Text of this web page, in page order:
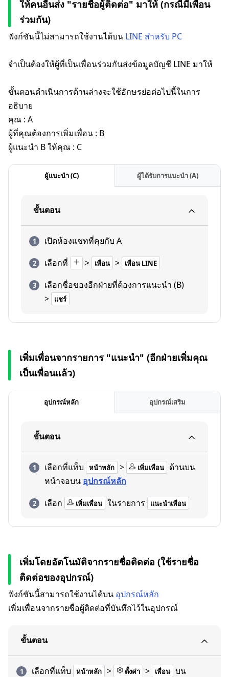
ให้คนอื่นส่ง "รายชื่อผู้ติดต่อ" มาให้ (กรณีมีเพื่อน
ร่วมกัน)
ฟังก์ชันนี้ไม่สามารถใช้งานได้บน LINE สำหรับ PC
จำเป็นต้องให้ผู้ที่เป็นเพื่อนร่วมกันส่งข้อมูลบัญชี LINE มาให้
ขั้นตอนดำเนินการด้านล่างจะใช้อักษรย่อต่อไปนี้ในการ
อธิบาย
คุณ : A
ผู้ที่คุณต้องการเพิ่มเพื่อน : B
ผู้แนะนำ B ให้คุณ : C
ผู้แนะนำ (C) ผู้ได้รับการแนะนำ (A)
ขั้นตอน
เปิดห้องแชทที่คุยกับ A
เลือกที่
> เพื่อน > เพื่อน LINE
เลือกชื่อของอีกฝ่ายที่ต้องการแนะนำ (B)
>
แชร์
เพิ่มเพื่อนจากรายการ "แนะนำ" (อีกฝ่ายเพิ่มคุณ
เป็นเพื่อนแล้ว)
อุปกรณ์หลัก อุปกรณ์เสริม
ขั้นตอน
เลือกที่แท็บ หน้าหลัก > เพิ่มเพื่อน
ด้านบน
หน้าจอบน อุปกรณ์หลัก
เลือก
เพิ่มเพื่อน ในรายการ แนะนำเพื่อน
เพิ่มโดยอัตโนมัติจากรายชื่อติดต่อ (ใช้รายชื่อ
ติดต่อของอุปกรณ์)
ฟังก์ชันนี้สามารถใช้งานได้บน อุปกรณ์หลัก
เพิ่มเพื่อนจากรายชื่อผู้ติดต่อที่บันทึกไว้ในอุปกรณ์
ขั้นตอน
เลือกที่แท็บ หน้าหลัก > ตั้งค่า > เพื่อน บน